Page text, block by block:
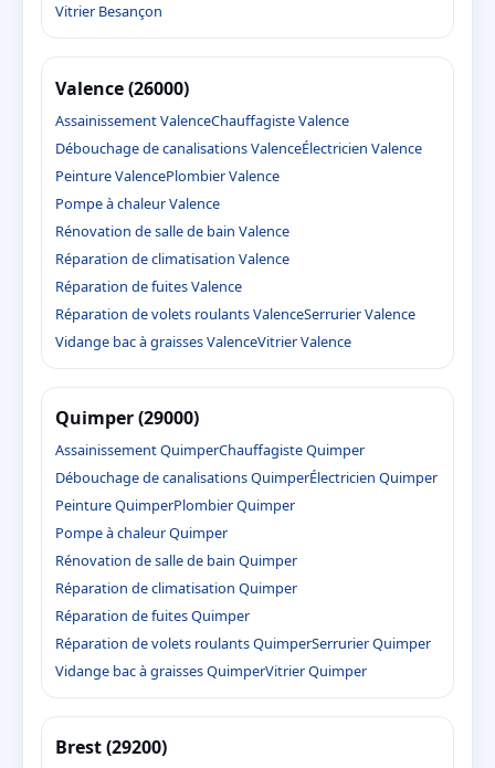
Vitrier Besançon
Valence (26000)
Assainissement ValenceChauffagiste Valence
Débouchage de canalisations ValenceÉlectricien Valence
Peinture ValencePlombier Valence
Pompe à chaleur Valence
Rénovation de salle de bain Valence
Réparation de climatisation Valence
Réparation de fuites Valence
Réparation de volets roulants ValenceSerrurier Valence
Vidange bac à graisses ValenceVitrier Valence
Quimper (29000)
Assainissement QuimperChauffagiste Quimper
Débouchage de canalisations QuimperÉlectricien Quimper
Peinture QuimperPlombier Quimper
Pompe à chaleur Quimper
Rénovation de salle de bain Quimper
Réparation de climatisation Quimper
Réparation de fuites Quimper
Réparation de volets roulants QuimperSerrurier Quimper
Vidange bac à graisses QuimperVitrier Quimper
Brest (29200)